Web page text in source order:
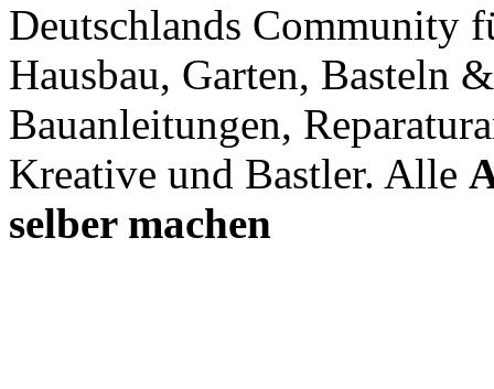
Deutschlands Community
Hausbau, Garten, Basteln
Bauanleitungen,
Kreative und Bastler. Alle
selber machen